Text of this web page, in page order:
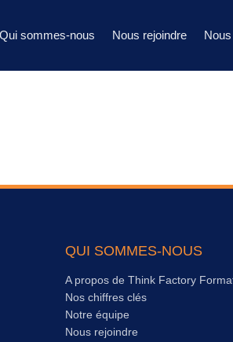
Qui sommes-nous Nous rejoindre
QUI SOMMES-NOUS
A propos de Think Factory
Nos chiffres clés
Notre équipe
Nous rejoindre